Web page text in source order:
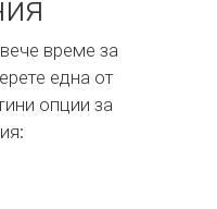
време за
една от
опции за